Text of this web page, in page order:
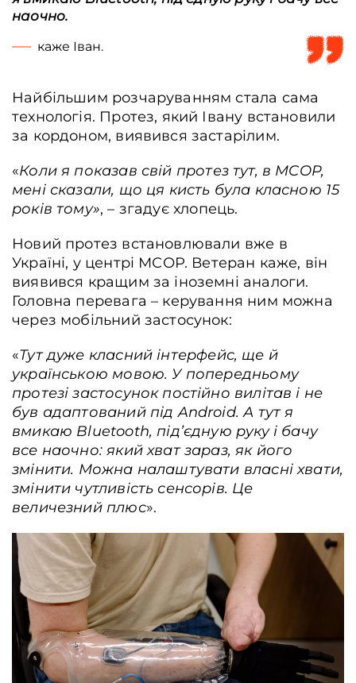
Ветеран та технік Анатолій Кирда і головний технік Аарон МакДональд під
час виготовлення протезу, Київ, Україна, 1 квітня 2026 року. Анна Зубенко /
Frontliner
наочно.
каже Іван.
Найбільшим розчаруванням стала сама
технологія. Протез, який Івану встановили
за кордоном, виявився застарілим.
«Коли я показав свій протез тут, в MCOP,
мені сказали, що ця кисть була класною 15
років тому», – згадує хлопець.
Новий протез встановлювали вже в
Україні, у центрі МСОР. Ветеран каже, він
виявився кращим за іноземні аналоги.
Головна перевага – керування ним можна
через мобільний застосунок:
«Тут дуже класний інтерфейс, ще й
українською мовою. У попередньому
протезі застосунок постійно вилітав і не
був адаптований під Android. А тут я
вмикаю Bluetooth, під’єдную руку і бачу
все наочно: який хват зараз, як його
змінити. Можна налаштувати власні хвати,
змінити чутливість сенсорів. Це
величезний плюс».